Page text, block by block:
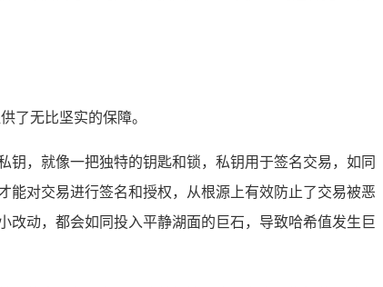
了无比坚实的保障。
，就像一把独特的钥匙和锁，私钥用于签名交易，如同
对交易进行签名和授权，从根源上有效防止了交易被恶
动，都会如同投入平静湖面的巨石，导致哈希值发生巨